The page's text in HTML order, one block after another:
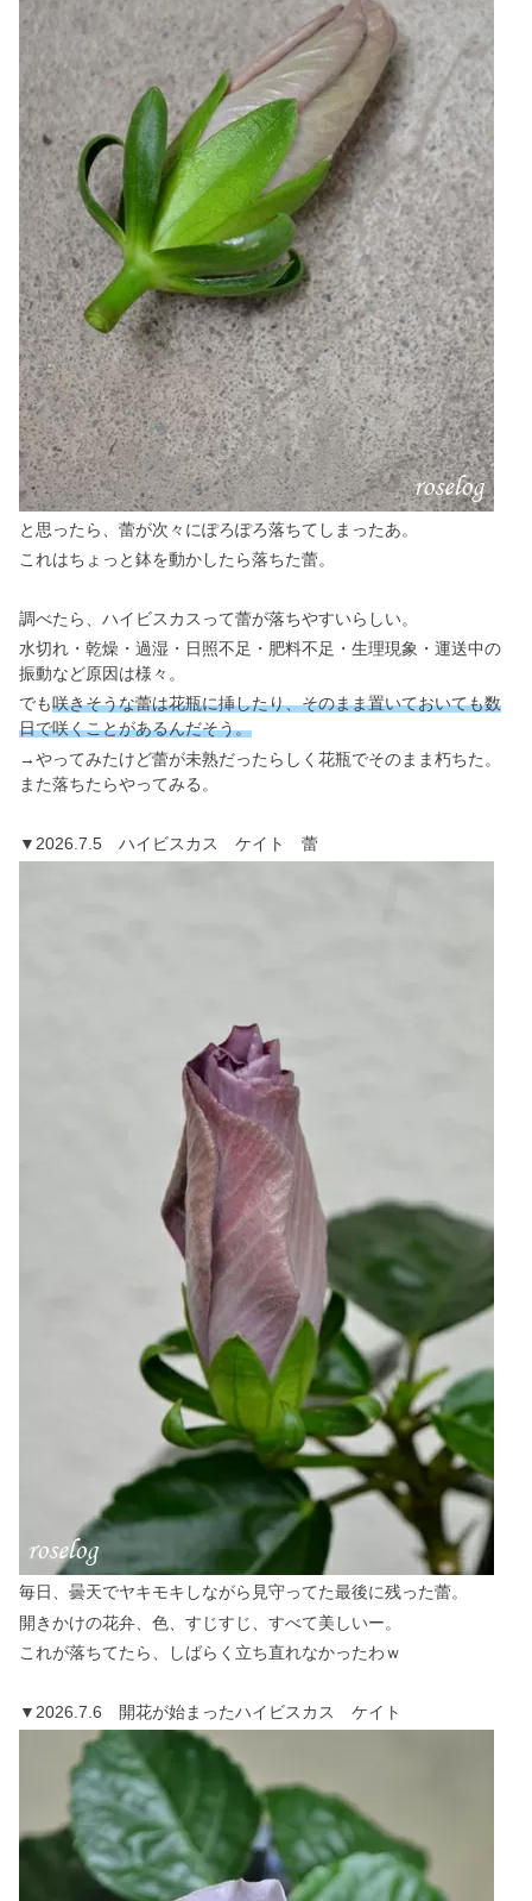
と思ったら、蕾が次々にぽろぽろ落ちてしまったあ。
これはちょっと鉢を動かしたら落ちた蕾。
調べたら、ハイビスカスって蕾が落ちやすいらしい。
水切れ・乾燥・過湿・日照不足・肥料不足・生理現象・運送中の
振動など原因は様々。
でも咲きそうな蕾は花瓶に挿したり、そのまま置いておいても数
日で咲くことがあるんだそう。
→やってみたけど蕾が未熟だったらしく花瓶でそのまま朽ちた。
また落ちたらやってみる。
▼2026.7.5 ハイビスカス ケイト 蕾
毎日、曇天でヤキモキしながら見守ってた最後に残った蕾。
開きかけの花弁、色、すじすじ、すべて美しいー。
これが落ちてたら、しばらく立ち直れなかったわｗ
▼2026.7.6 開花が始まったハイビスカス ケイト